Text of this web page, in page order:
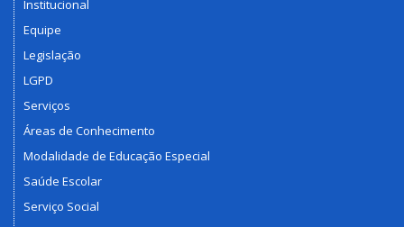
Institucional
Equipe
Legislação
LGPD
Serviços
Áreas de Conhecimento
Modalidade de Educação Especial
Saúde Escolar
Serviço Social